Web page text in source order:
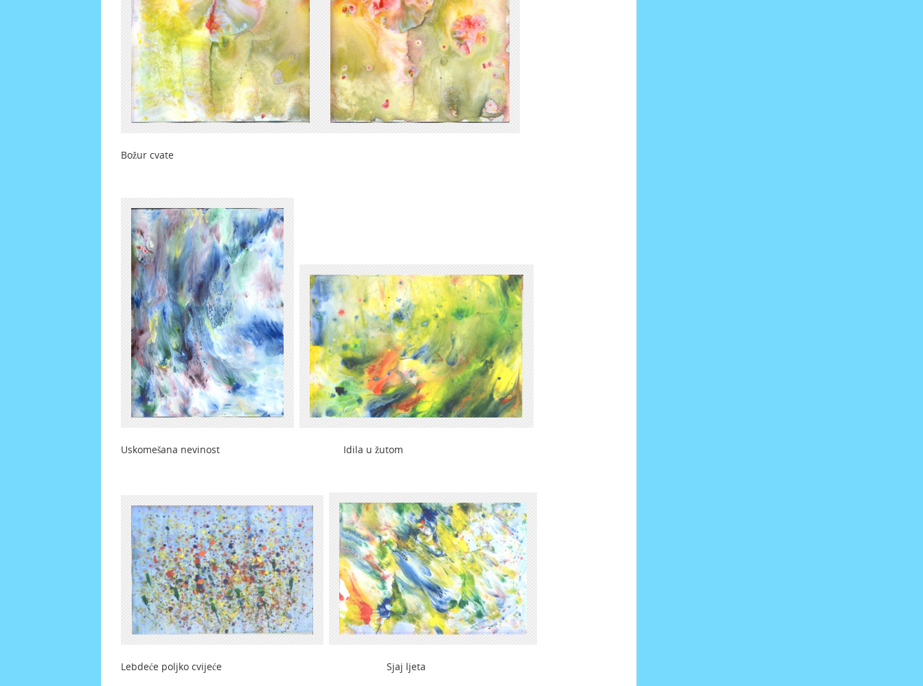
Božur cvate
Uskomešana nevinost Idila u žutom
Lebdeće poljko cvijeće Sjaj ljeta